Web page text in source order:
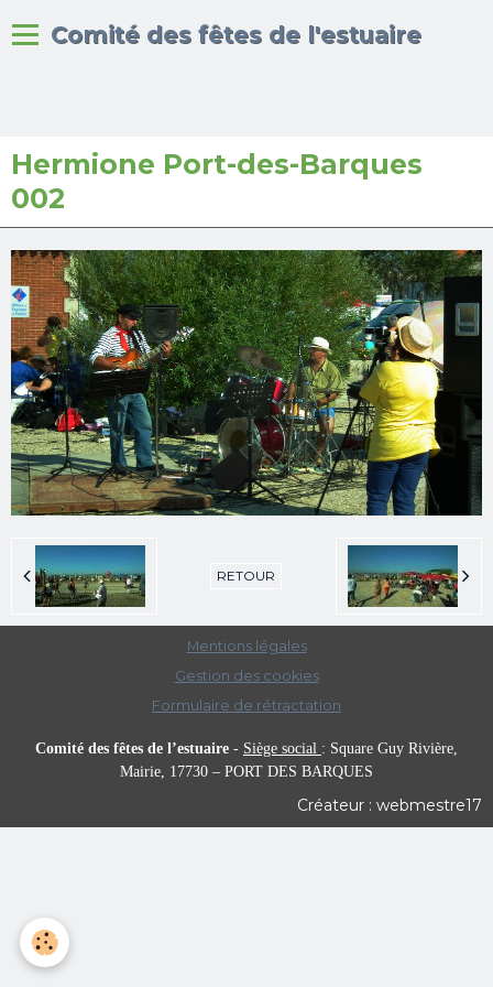
Comité des fêtes de l'estuaire
Accueil
Albums photos
Hermione Port-des-Barques
002
RETOUR
Mentions légales
Gestion des cookies
Formulaire de rétractation
Comité des fêtes de l’estuaire - Siège social : Square Guy Rivière,
Mairie, 17730 – PORT DES BARQUES
Créateur : webmestre17